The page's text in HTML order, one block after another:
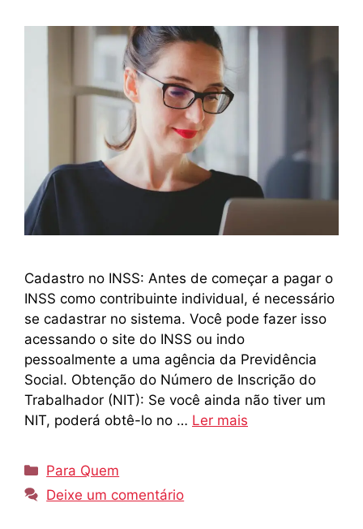
Cadastro no INSS: Antes de começar a pagar o
INSS como contribuinte individual, é necessário
se cadastrar no sistema. Você pode fazer isso
acessando o site do INSS ou indo
pessoalmente a uma agência da Previdência
Social. Obtenção do Número de Inscrição do
Trabalhador (NIT): Se você ainda não tiver um
NIT, poderá obtê-lo no … Ler mais
Categorias
Para Quem
Deixe um comentário